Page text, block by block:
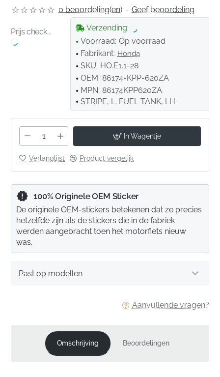
0 beoordeling(en) - Geef beoordeling
Prijs check...
Verzending:
Voorraad: Op voorraad
Fabrikant: Honda
SKU: HO.E1.1-28
OEM: 86174-KPP-620ZA
MPN: 86174KPP620ZA
STRIPE, L. FUEL TANK, LH
In Wagentje
Verlanglijst Product vergelijk
Aanvullende vragen?
Past op modellen
100% Originele OEM Sticker
De originele OEM-stickers betekenen dat ze precies
hetzelfde zijn als de stickers die in de fabriek
werden aangebracht toen het motorfiets nieuw
was.
Omschrijving Beoordelingen